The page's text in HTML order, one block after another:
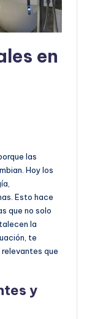
en
las
Hoy los
Esto hace
que no solo
la
te
que
y